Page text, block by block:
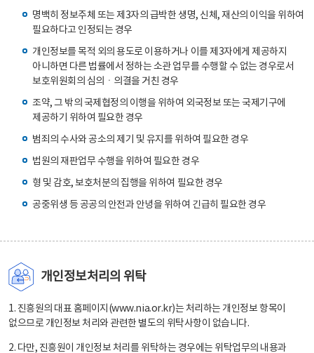
명백히 정보주체 또는 제3자의 급박한 생명, 신체, 재산의 이익을 위하여
필요하다고 인정되는 경우
개인정보를 목적 외의 용도로 이용하거나 이를 제3자에게 제공하지
아니하면 다른 법률에서 정하는 소관 업무를 수행할 수 없는 경우로서
보호위원회의 심의ㆍ의결을 거친 경우
조약, 그 밖의 국제협정의 이행을 위하여 외국정보 또는 국제기구에
제공하기 위하여 필요한 경우
범죄의 수사와 공소의 제기 및 유지를 위하여 필요한 경우
법원의 재판업무 수행을 위하여 필요한 경우
형 및 감호, 보호처분의 집행을 위하여 필요한 경우
공중위생 등 공공의 안전과 안녕을 위하여 긴급히 필요한 경우
개인정보처리의 위탁
1. 진흥원의 대표 홈페이지(www.nia.or.kr)는 처리하는 개인정보 항목이
없으므로 개인정보 처리와 관련한 별도의 위탁사항이 없습니다.
2. 다만, 진흥원이 개인정보 처리를 위탁하는 경우에는 위탁업무의 내용과